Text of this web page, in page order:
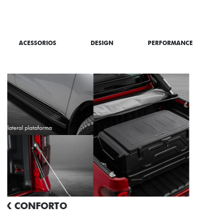
ACESSORIOS DESIGN PERFORMANCE
PACK OFF-ROAD